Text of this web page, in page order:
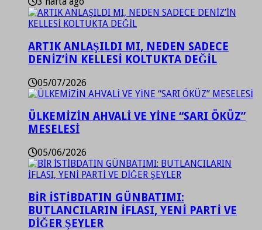
ARTIK ANLAŞILDI MI, NEDEN SADECE
DENİZ’İN KELLESİ KOLTUKTA DEĞİL
05/07/2026
ÜLKEMİZİN AHVALİ VE YİNE “SARI ÖKÜZ”
MESELESİ
05/06/2026
BİR İSTİBDATIN GÜNBATIMI:
BUTLANCILARIN İFLASI, YENİ PARTİ VE
DİĞER ŞEYLER